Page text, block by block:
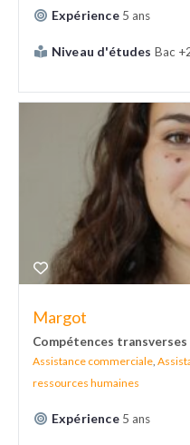
Expérience 5 ans
Niveau d'études Bac
Margot
Compétences
Assistance commerciale,
ressources humaines
Expérience 5 ans